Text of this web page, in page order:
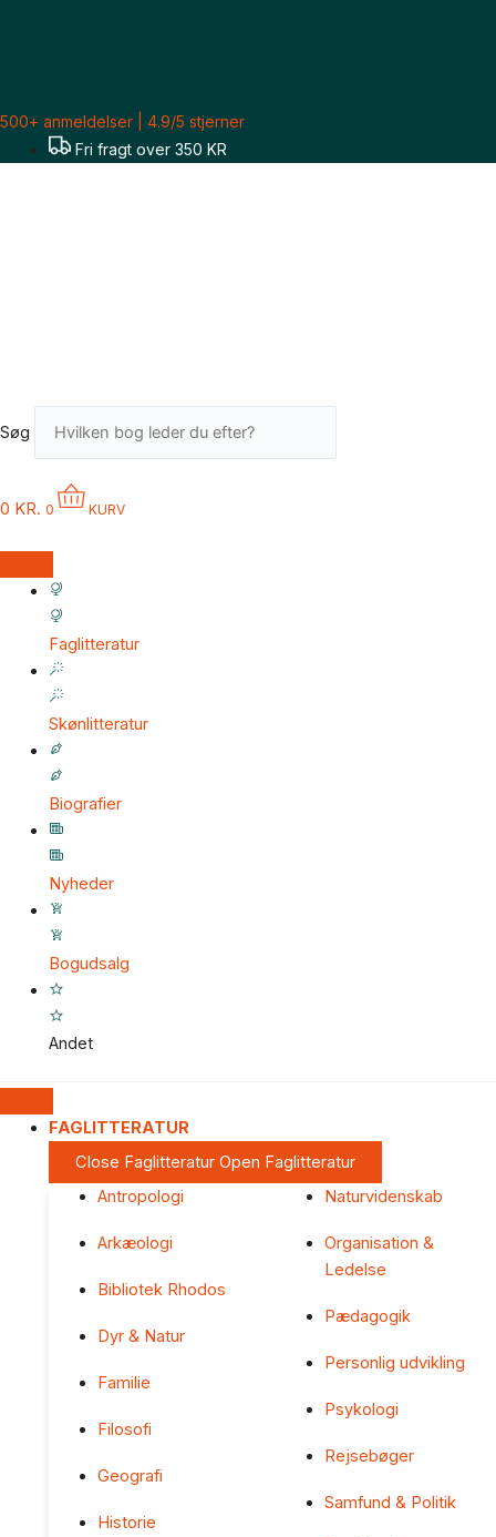
500+ anmeldelser | 4.9/5 stjerner
Fri fragt over 350 KR
Søg
0 KR. 0 KURV
Faglitteratur
Skønlitteratur
Biografier
Nyheder
Bogudsalg
Andet
FAGLITTERATUR
Close Faglitteratur Open Faglitteratur
Antropologi
Arkæologi
Bibliotek Rhodos
Dyr & Natur
Familie
Filosofi
Geografi
Historie
Naturvidenskab
Organisation &
Ledelse
Pædagogik
Personlig udvikling
Psykologi
Rejsebøger
Samfund & Politik